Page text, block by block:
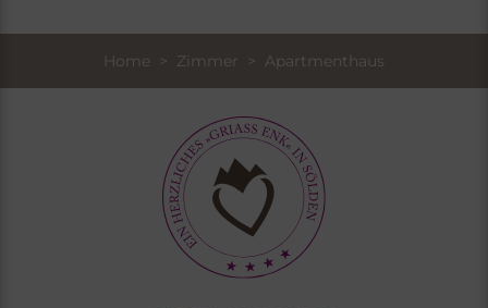
Home > Zimmer > Apartmenthaus